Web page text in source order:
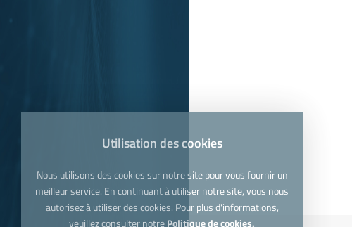
Utilisation des cookies
Nous utilisons des cookies sur notre site pour vous fournir un
meilleur service. En continuant à utiliser notre site, vous nous
autorisez à utiliser des cookies. Pour plus d'informations,
veuillez consulter notrePolitique de cookies.